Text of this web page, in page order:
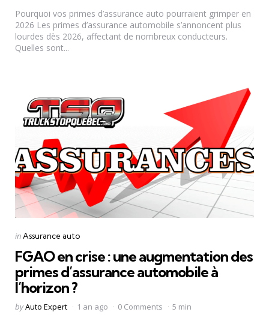
Pourquoi vos primes d’assurance auto pourraient grimper en
2026 Les primes d’assurance automobile s’annoncent plus
lourdes dès 2026, affectant de nombreux conducteurs.
Quelles sont...
Categories
Posted
inAssurance auto
FGAO en crise : une augmentation des
primes d’assurance automobile à
l’horizon ?
Posted
byAuto Expert 1 an ago 0 Comments 5 min